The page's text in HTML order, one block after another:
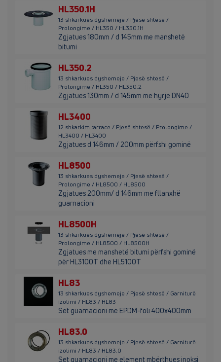
HL350.1H
13 shkarkues dyshemeje / Pjesë shtesë /
Prolongime / HL350 / HL350.1H
Zgjatues 180mm / d 145mm me manshetë
bitumi
HL350.2
13 shkarkues dyshemeje / Pjesë shtesë /
Prolongime / HL350 / HL350.2
Zgjatues 130mm / d 145mm me hyrje DN40
HL3400
12 shkarkim tarrace / Pjesë shtesë / Prolongime /
HL3400 / HL3400
Zgjatues d 146mm / 200mm përfshi gominë
HL8500
13 shkarkues dyshemeje / Pjesë shtesë /
Prolongime / HL8500 / HL8500
Zgjatues 200mm/ d 146mm me fllanxhë
guarnacioni
HL8500H
13 shkarkues dyshemeje / Pjesë shtesë /
Prolongime / HL8500 / HL8500H
Zgjatues me manshetë bitumi përfshi gominë
për HL3100T dhe HL5100T
HL83
13 shkarkues dyshemeje / Pjesë shtesë / Garniturë
izolimi / HL83 / HL83
Set guarnacioni me EPDM-foli 400x400mm
HL83.0
13 shkarkues dyshemeje / Pjesë shtesë / Garniturë
izolimi / HL83 / HL83.0
Set guarnacioni me element mbërthyes inoksi